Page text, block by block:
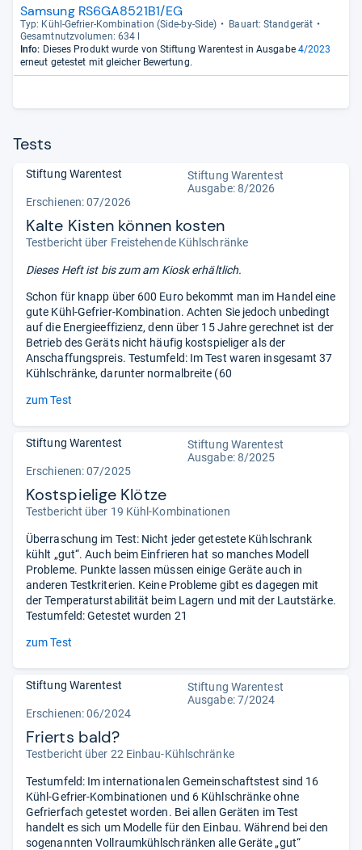
Samsung RS6GA8521B1/EG
Typ: Kühl-​Gefrier-​Kom­bi­na­tion (Side-​by-​Side)
Bau­art: Stand­ge­rät
Gesamt­nutz­vo­lu­men: 634 l
Info: Dieses Produkt wurde von Stiftung Warentest in Ausgabe 4/2023
erneut getestet mit gleicher Bewertung.
Tests
Stiftung Warentest
Stiftung Warentest
Ausgabe: 8/2026
Erschienen:07/2026
Kalte Kisten können kosten
Testbericht über Freistehende Kühlschränke
Dieses Heft ist bis zumam Kiosk erhältlich.
Schon für knapp über 600 Euro bekommt man im Handel eine
gute Kühl-Gefrier-Kombination. Achten Sie jedoch unbedingt
auf die Energieeffizienz, denn über 15 Jahre gerechnet ist der
Betrieb des Geräts nicht häufig kostspieliger als der
Anschaffungspreis. Testumfeld: Im Test waren insgesamt 37
Kühlschränke, darunter normalbreite (60
zum Test
Stiftung Warentest
Stiftung Warentest
Ausgabe: 8/2025
Erschienen: 07/2025
Kostspielige Klötze
Testbericht über 19 Kühl-Kombinationen
Überraschung im Test: Nicht jeder getestete Kühlschrank
kühlt „gut“. Auch beim Einfrieren hat so manches Modell
Probleme. Punkte lassen müssen einige Geräte auch in
anderen Testkriterien. Keine Probleme gibt es dagegen mit
der Temperaturstabilität beim Lagern und mit der Lautstärke.
Testumfeld: Getestet wurden 21
zum Test
Stiftung Warentest
Stiftung Warentest
Ausgabe: 7/2024
Erschienen: 06/2024
Frierts bald?
Testbericht über 22 Einbau-Kühlschränke
Testumfeld: Im internationalen Gemeinschaftstest sind 16
Kühl-Gefrier-Kombinationen und 6 Kühlschränke ohne
Gefrierfach getestet worden. Bei allen Geräten im Test
handelt es sich um Modelle für den Einbau. Während bei den
sogenannten Vollraumkühlschränken alle Geräte „gut“